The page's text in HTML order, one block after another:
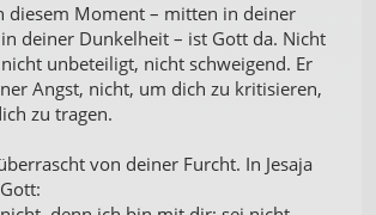
diesem Moment – mitten in deiner
deiner Dunkelheit – ist Gott da. Nicht
unbeteiligt, nicht schweigend. Er
Angst, nicht, um dich zu kritisieren,
zu tragen.
von deiner Furcht. In Jesaja